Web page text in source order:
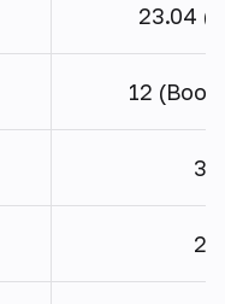
23.04
12
38
22